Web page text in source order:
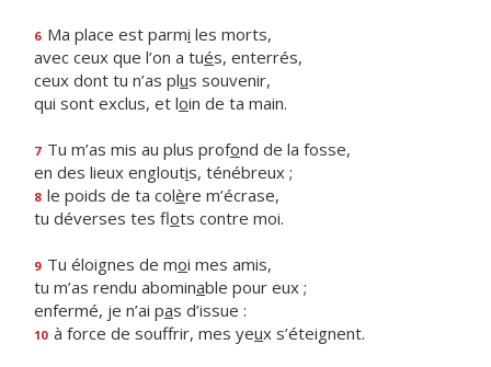
6 Ma place est parmi les morts,
avec ceux que l’on a tués, enterrés,
ceux dont tu n’as plus souvenir,
qui sont exclus, et loin de ta main.
7 Tu m’as mis au plus profond de la fosse,
en des lieux engloutis, ténébreux ;
8 le poids de ta colère m’écrase,
tu déverses tes flots contre moi.
9 Tu éloignes de moi mes amis,
tu m’as rendu abominable pour eux ;
enfermé, je n’ai pas d’issue :
10 à force de souffrir, mes yeux s’éteignent.